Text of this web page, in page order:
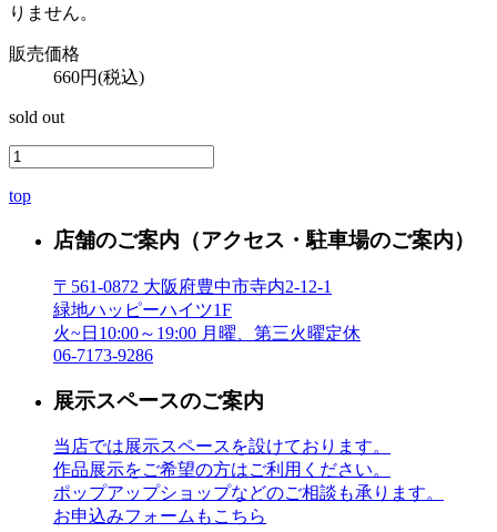
りません。
販売価格
660円(税込)
sold out
top
店舗のご案内 （アクセス・駐車場のご案内）
〒561-0872 大阪府豊中市寺内2-12-1
緑地ハッピーハイツ1F
火~日10:00～19:00 月曜、第三火曜定休
06-7173-9286
展示スペースのご案内
当店では展示スペースを設けております。
作品展示をご希望の方はご利用ください。
ポップアップショップなどのご相談も承ります。
お申込みフォームもこちら